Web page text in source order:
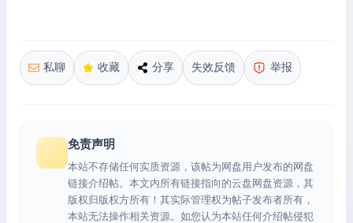
私聊 收藏 分享 失效反馈 举报
免责声明
本站不存储任何实质资源，该帖为网盘用户发布的网盘
链接介绍帖。本文内所有链接指向的云盘网盘资源，其
版权归版权方所有！其实际管理权为帖子发布者所有，
本站无法操作相关资源。如您认为本站任何介绍帖侵犯